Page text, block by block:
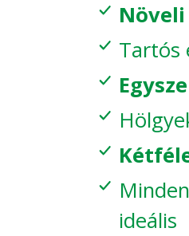
Tartós
ideális